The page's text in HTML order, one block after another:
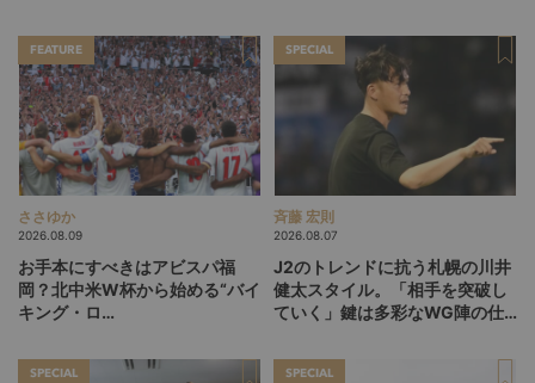
FEATURE
ささゆか
2026.08.09
お手本にすべきはアビスパ福
岡？北中米W杯から始める“バイ
キング・ロ
探す旅
SPECIAL
斉藤 宏則
2026.08.07
J2のトレンドに抗う札幌の川井
健太スタイル。「相手を突破し
ていく」鍵は多彩なWG陣の仕
SPECIAL SPECIAL